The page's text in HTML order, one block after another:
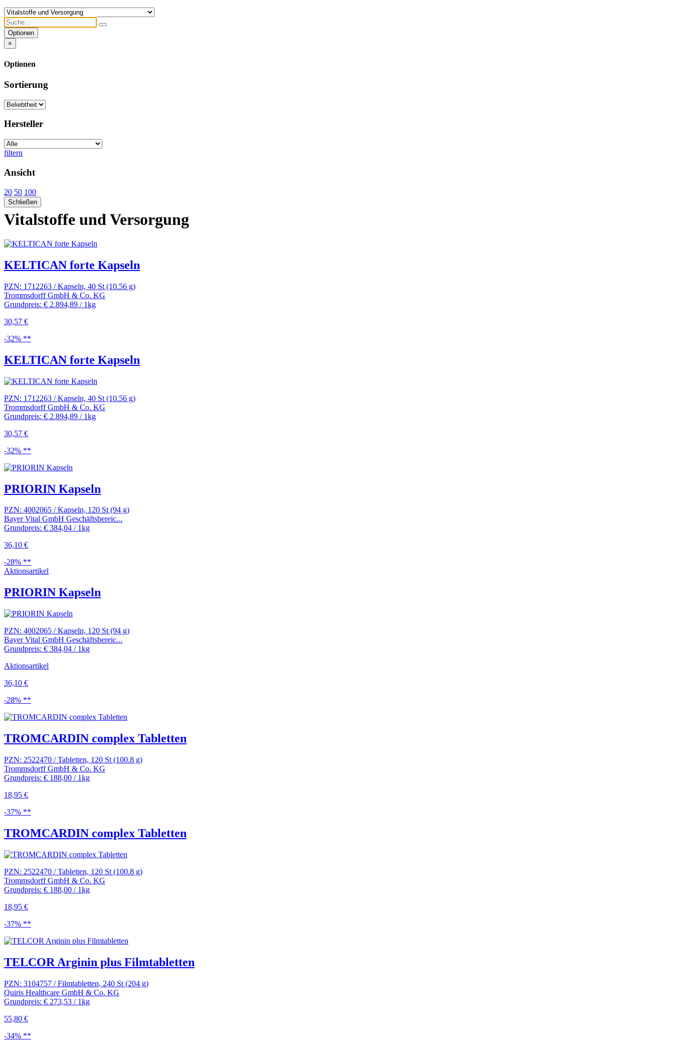
Optionen
×
Optionen
Sortierung
Hersteller
filtern
Ansicht
20 50 100
Schließen
Vitalstoffe und Versorgung
KELTICAN forte Kapseln
PZN: 1712263 / Kapseln, 40 St (10.56 g)
Trommsdorff GmbH & Co. KG
Grundpreis: € 2.894,89 / 1kg
30,57 €
-32% **
KELTICAN forte Kapseln
PZN: 1712263 / Kapseln, 40 St (10.56 g)
Trommsdorff GmbH & Co. KG
Grundpreis: € 2.894,89 / 1kg
30,57 €
-32% **
PRIORIN Kapseln
PZN: 4002065 / Kapseln, 120 St (94 g)
Bayer Vital GmbH Geschäftsbereic...
Grundpreis: € 384,04 / 1kg
36,10 €
-28% **
Aktionsartikel
PRIORIN Kapseln
PZN: 4002065 / Kapseln, 120 St (94 g)
Bayer Vital GmbH Geschäftsbereic...
Grundpreis: € 384,04 / 1kg
Aktionsartikel
36,10 €
-28% **
TROMCARDIN complex Tabletten
PZN: 2522470 / Tabletten, 120 St (100.8 g)
Trommsdorff GmbH & Co. KG
Grundpreis: € 188,00 / 1kg
18,95 €
-37% **
TROMCARDIN complex Tabletten
PZN: 2522470 / Tabletten, 120 St (100.8 g)
Trommsdorff GmbH & Co. KG
Grundpreis: € 188,00 / 1kg
18,95 €
-37% **
TELCOR Arginin plus Filmtabletten
PZN: 3104757 / Filmtabletten, 240 St (204 g)
Quiris Healthcare GmbH & Co. KG
Grundpreis: € 273,53 / 1kg
55,80 €
-34% **